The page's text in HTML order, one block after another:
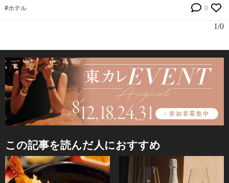
#ホテル 0
1/0
この記事を読んだ人におすすめ